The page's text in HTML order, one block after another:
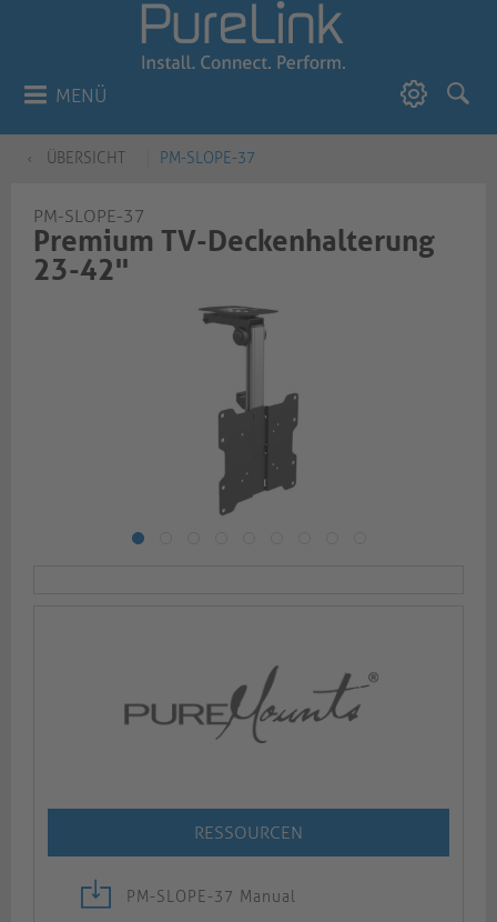
MENÜ
ÜBERSICHT PM-SLOPE-37
PM-SLOPE-37
Premium TV-Deckenhalterung
23-42''
RESSOURCEN
PM-SLOPE-37 Manual